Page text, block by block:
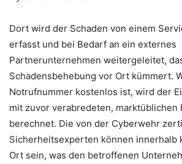
Dort wird der Schaden von einem
erfasst und bei Bedarf an ein externes
Partnerunternehmen weitergeleitet,
Schadensbehebung vor Ort kümmert.
Notrufnummer kostenlos ist, wird der
mit zuvor verabredeten, marktüblichen
berechnet. Die von der Cyberwehr
Sicherheitsexperten können innerhalb
Ort sein, was den betroffenen